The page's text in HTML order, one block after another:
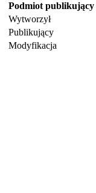
Podmiot publikujący
Wytworzył
Publikujący
Modyfikacja